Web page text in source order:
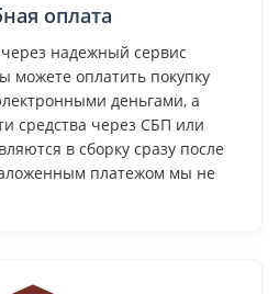
оплата
надежный сервис
можете оплатить покупку
деньгами, а
средства через СБП или
в сборку сразу после
платежом мы не